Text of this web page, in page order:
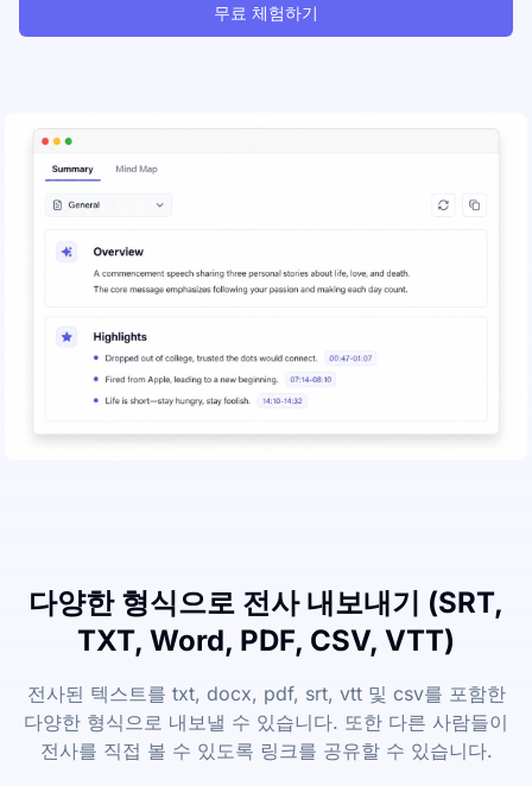
무료 체험하기
다양한 형식으로 전사 내보내기 (SRT,
TXT, Word, PDF, CSV, VTT)
전사된 텍스트를 txt, docx, pdf, srt, vtt 및 csv를 포함한
다양한 형식으로 내보낼 수 있습니다. 또한 다른 사람들이
전사를 직접 볼 수 있도록 링크를 공유할 수 있습니다.